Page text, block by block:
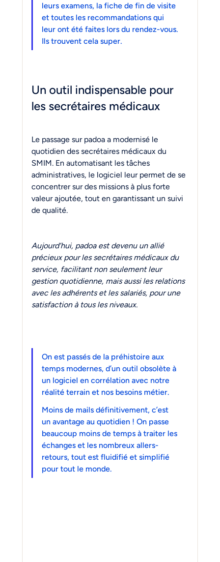
leurs examens, la fiche de fin de visite
et toutes les recommandations qui
leur ont été faites lors du rendez-vous.
Ils trouvent cela super.
Un outil indispensable pour
les secrétaires médicaux
Le passage sur padoa a modernisé le
quotidien des secrétaires médicaux du
SMIM. En automatisant les tâches
administratives, le logiciel leur permet de se
concentrer sur des missions à plus forte
valeur ajoutée, tout en garantissant un suivi
de qualité.
Aujourd’hui, padoa est devenu un allié
précieux pour les secrétaires médicaux du
service, facilitant non seulement leur
gestion quotidienne, mais aussi les relations
avec les adhérents et les salariés, pour une
satisfaction à tous les niveaux.
On est passés de la préhistoire aux
temps modernes, d’un outil obsolète à
un logiciel en corrélation avec notre
réalité terrain et nos besoins métier.
Moins de mails définitivement, c’est
un avantage au quotidien ! On passe
beaucoup moins de temps à traiter les
échanges et les nombreux allers-
retours, tout est fluidifié et simplifié
pour tout le monde.